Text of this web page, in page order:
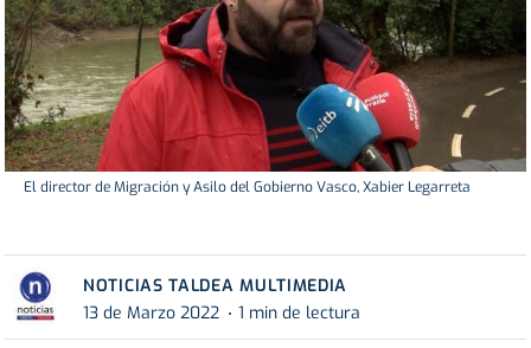
El director de Migración y Asilo del Gobierno Vasco, Xabier Legarreta
NOTICIAS TALDEA MULTIMEDIA
13 de Marzo 2022
1 min de lectura